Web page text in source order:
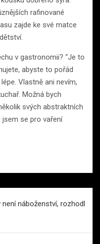
rafinované
zajde ke své matce
v gastronomii? “Je to
abyste to pořád
Vlastně ani nevím,
Možná bych
svých abstraktních
jsem se pro vaření
náboženství, rozhodl